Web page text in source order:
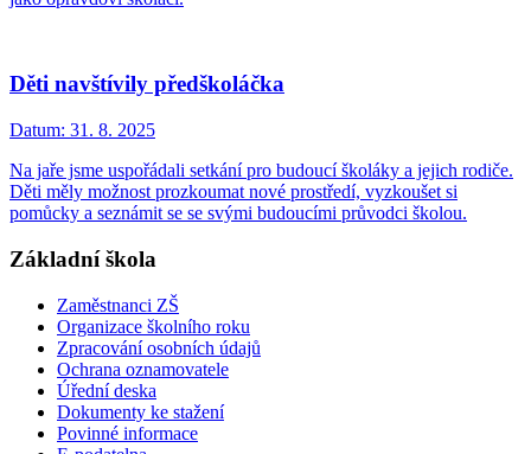
Děti navštívily předškoláčka
Datum: 31. 8. 2025
Na jaře jsme uspořádali setkání pro budoucí školáky a jejich rodiče.
Děti měly možnost prozkoumat nové prostředí, vyzkoušet si
pomůcky a seznámit se se svými budoucími průvodci školou.
Základní škola
Zaměstnanci ZŠ
Organizace školního roku
Zpracování osobních údajů
Ochrana oznamovatele
Úřední deska
Dokumenty ke stažení
Povinné informace